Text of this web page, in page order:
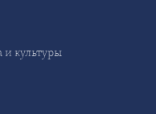
культуры